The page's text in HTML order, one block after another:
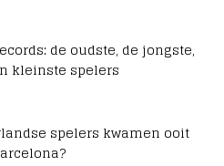
de oudste, de jongste,
kleinste spelers
spelers kwamen ooit